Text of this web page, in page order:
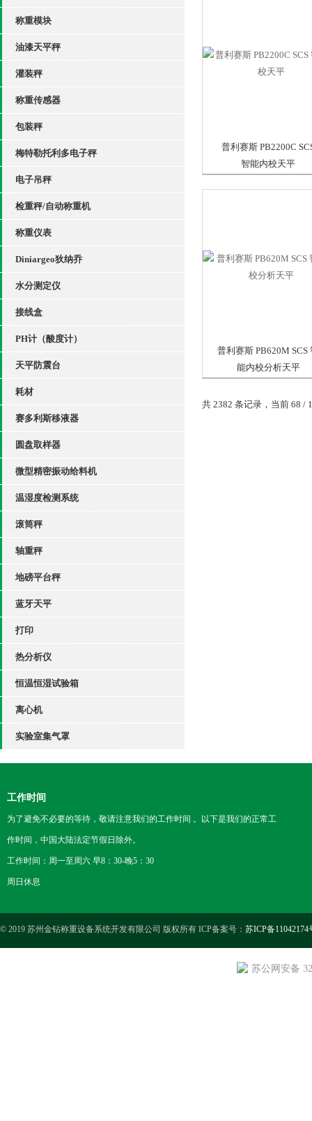
称重模块
油漆天平秤
灌装秤
称重传感器
包装秤
梅特勒托利多电子秤
电子吊秤
检重秤/自动称重机
称重仪表
Diniargeo狄纳乔
水分测定仪
接线盒
PH计（酸度计）
天平防震台
耗材
赛多利斯移液器
圆盘取样器
微型精密振动给料机
温湿度检测系统
滚筒秤
轴重秤
地磅平台秤
蓝牙天平
打印
热分析仪
恒温恒湿试验箱
离心机
实验室集气罩
普利赛斯 PB2200C
智能内校天平
普利赛斯 PB620M SCS
能内校分析天平
共 2382 条记录，当前 68 /
工作时间
为了避免不必要的等待，敬请注意我们的工作时间 。以下是我们的正常工
作时间，中国大陆法定节假日除外。
工作时间：周一至周六 早8：30-晚5：30
周日休息
© 2019 苏州金钻称重设备系统开发有限公司 版权所有 ICP备案号： 苏ICP备11042174
苏公网安备